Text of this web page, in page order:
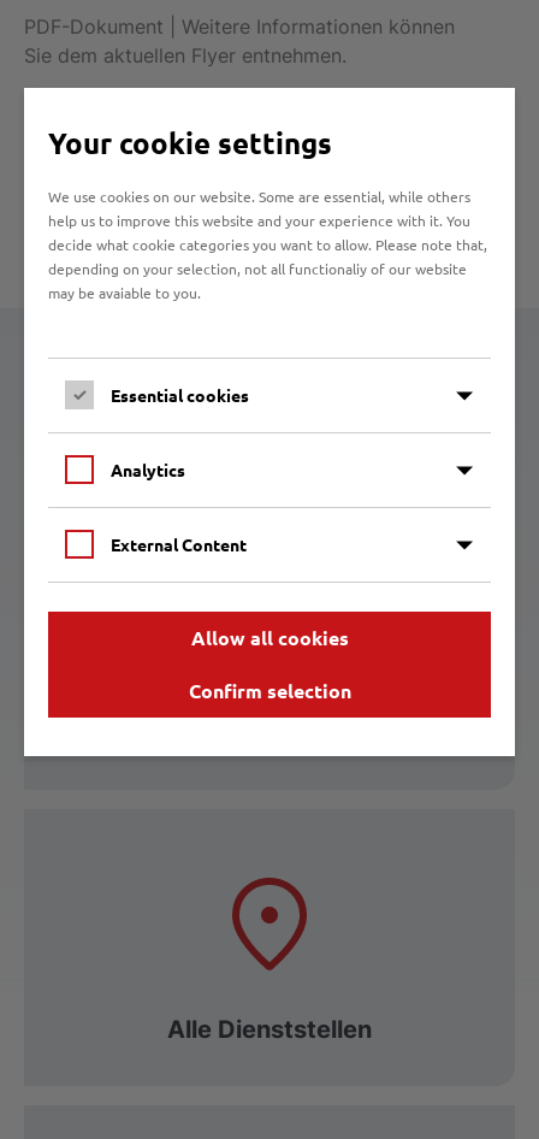
PDF-Dokument | Weitere Informationen können
Sie dem aktuellen Flyer entnehmen.
Arbeit
Auf der Webseite der Bundesagentur für Arbeit
erhalten Sie ebenfalls weitere Informationen.
Ihr Kontakt zu uns
Alle Dienststellen
Your cookie settings
We use cookies on our website. Some are essential, while others
help us to improve this website and your experience with it. You
decide what cookie categories you want to allow. Please note that,
depending on your selection, not all functionaliy of our website
may be avaiable to you.
Essential cookies
Analytics
External Content
Allow all cookies
Confirm selection